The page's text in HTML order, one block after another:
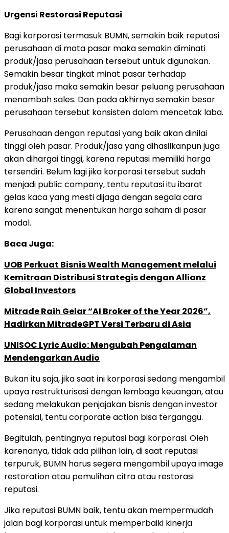
Urgensi Restorasi Reputasi
Bagi korporasi termasuk BUMN, semakin baik reputasi
perusahaan di mata pasar maka semakin diminati
produk/jasa perusahaan tersebut untuk digunakan.
Semakin besar tingkat minat pasar terhadap
produk/jasa maka semakin besar peluang perusahaan
menambah sales. Dan pada akhirnya semakin besar
perusahaan tersebut konsisten dalam mencetak laba.
Perusahaan dengan reputasi yang baik akan dinilai
tinggi oleh pasar. Produk/jasa yang dihasilkanpun juga
akan dihargai tinggi, karena reputasi memiliki harga
tersendiri. Belum lagi jika korporasi tersebut sudah
menjadi public company, tentu reputasi itu ibarat
gelas kaca yang mesti dijaga dengan segala cara
karena sangat menentukan harga saham di pasar
modal.
Baca Juga:
UOB Perkuat Bisnis Wealth Management melalui
Kemitraan Distribusi Strategis dengan Allianz
Global Investors
Mitrade Raih Gelar “AI Broker of the Year 2026”,
Hadirkan MitradeGPT Versi Terbaru di Asia
UNISOC Lyric Audio: Mengubah Pengalaman
Mendengarkan Audio
Bukan itu saja, jika saat ini korporasi sedang mengambil
upaya restrukturisasi dengan lembaga keuangan, atau
sedang melakukan penjajakan bisnis dengan investor
potensial, tentu corporate action bisa terganggu.
Begitulah, pentingnya reputasi bagi korporasi. Oleh
karenanya, tidak ada pilihan lain, di saat reputasi
terpuruk, BUMN harus segera mengambil upaya image
restoration atau pemulihan citra atau restorasi
reputasi.
Jika reputasi BUMN baik, tentu akan mempermudah
jalan bagi korporasi untuk memperbaiki kinerja